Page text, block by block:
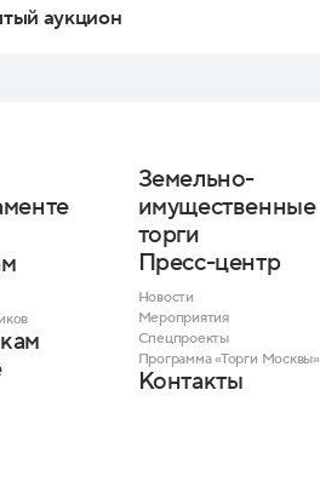
аукцион
Земельно-
имущественные
торги
Пресс-центр
Новости
Мероприятия
Спецпроекты
Программа «Торги Москвы»
Контакты